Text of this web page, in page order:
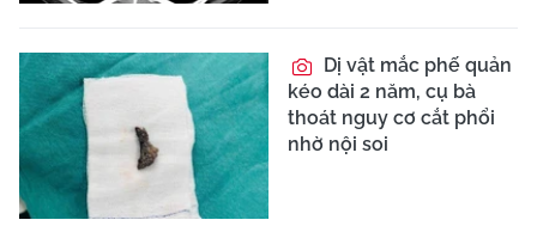
Dị vật mắc phế quản
kéo dài 2 năm, cụ bà
thoát nguy cơ cắt phổi
nhờ nội soi